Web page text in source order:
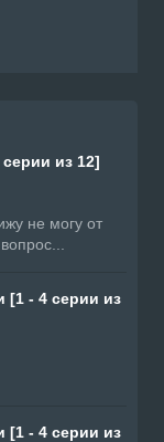
из 12]
не могу от
[1 - 4 серии из
[1 - 4 серии из